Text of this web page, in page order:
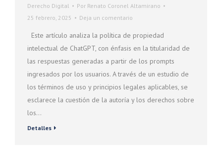
Derecho Digital Por Renato Coronel Altamirano
25 febrero, 2025
Deja un comentario
Este artículo analiza la política de propiedad
intelectual de ChatGPT, con énfasis en la titularidad de
las respuestas generadas a partir de los prompts
ingresados por los usuarios. A través de un estudio de
los términos de uso y principios legales aplicables, se
esclarece la cuestión de la autoría y los derechos sobre
los…
Detalles